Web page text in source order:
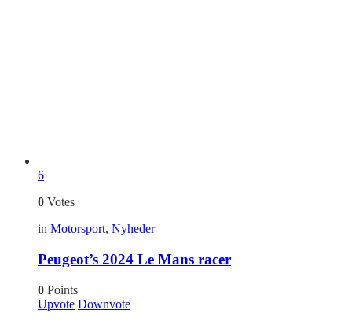
6
0 Votes
in Motorsport, Nyheder
Peugeot’s 2024 Le Mans racer
0 Points
Upvote Downvote